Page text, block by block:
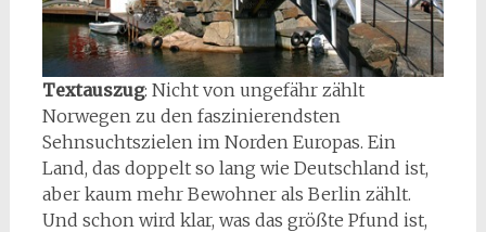
Textauszug: Nicht von ungefähr zählt
Norwegen zu den faszinierendsten
Sehnsuchtszielen im Norden Europas. Ein
Land, das doppelt so lang wie Deutschland ist,
aber kaum mehr Bewohner als Berlin zählt.
Und schon wird klar, was das größte Pfund ist,